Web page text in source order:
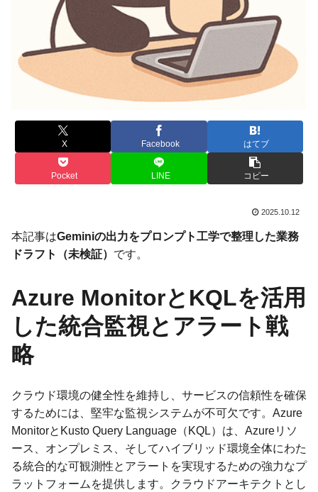
X Facebook はてブ
Pocket LINE コピー
2025.10.12
本記事はGeminiの出力をプロンプト工学で整理した業務
ドラフト（未検証） です。
Azure MonitorとKQLを活用
した統合監視とアラート戦
略
クラウド環境の健全性を維持し、サービスの信頼性を確保
するためには、堅牢な監視システムが不可欠です。Azure
MonitorとKusto Query Language（KQL）は、Azureリソ
ース、オンプレミス、そしてハイブリッド環境全体にわた
る統合的な可観測性とアラートを実現するための強力なプ
ラットフォームを提供します。クラウドアーキテクトとし